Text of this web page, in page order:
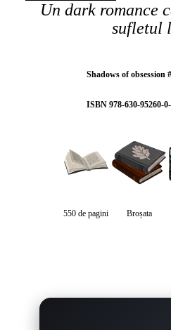
Un dark romance
sufletul
Shadows of obsession
ISBN 978-630-95260-
550 de pagini Broșata